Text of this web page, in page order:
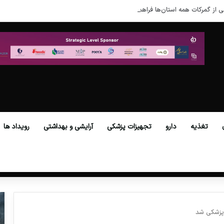
از گمرکات همه استان‌ها فراهم شد.
تغذیه دارو تجهیزات پزشکی آرایشی و بهداشتی رویداد ها
پزشکی شد